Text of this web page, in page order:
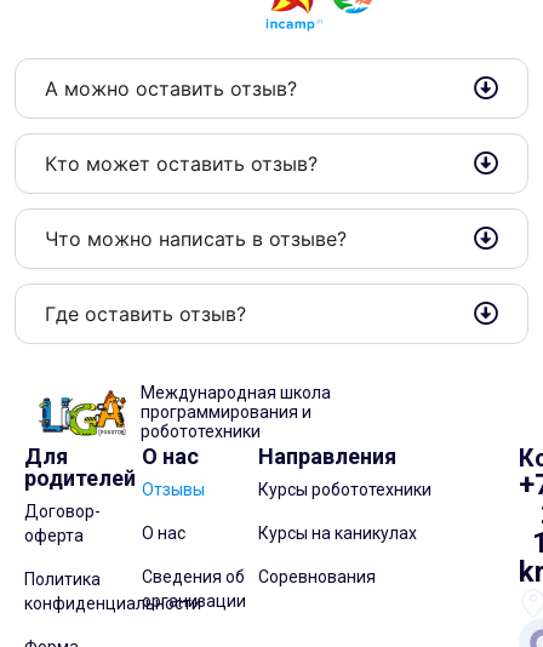
А можно оставить отзыв? ​
Кто может оставить отзыв?​
Что можно написать в отзыве?​
Где оставить отзыв?
Международная школа
программирования и
робототехники
Для
родителей
Договор-
оферта
Политика
конфиденциальности
О нас
Отзывы
О нас
Сведения об
организации
Направления
Курсы робототехники
Курсы на каникулах
Соревнования